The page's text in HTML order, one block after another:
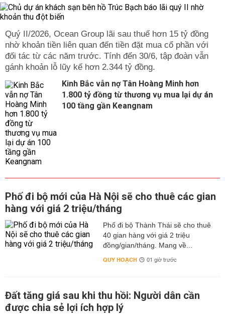
Quý II/2026, Ocean Group lãi sau thuế hơn 15 tỷ đồng
nhờ khoản tiền liên quan đến tiền đặt mua cổ phần với
đối tác từ các năm trước. Tính đến 30/6, tập đoàn vẫn
gánh khoản lỗ lũy kế hơn 2.344 tỷ đồng.
Kinh Bắc vẫn nợ Tân Hoàng Minh hơn
1.800 tỷ đồng từ thương vụ mua lại dự án
100 tầng gần Keangnam
Phố đi bộ mới của Hà Nội sẽ cho thuê các gian
hàng với giá 2 triệu/tháng
Phố đi bộ Thành Thái sẽ cho thuê
40 gian hàng với giá 2 triệu
đồng/gian/tháng. Mang về...
QUY HOẠCH 01 giờ trước
Đất tăng giá sau khi thu hồi: Người dân cần
được chia sẻ lợi ích hợp lý